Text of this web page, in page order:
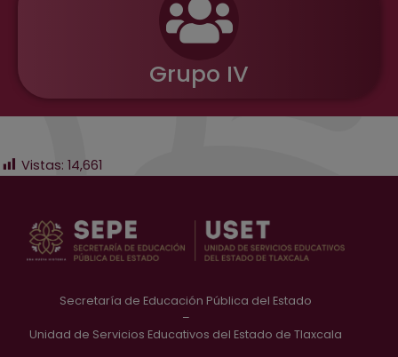
Grupo IV
Vistas: 14,661
Secretaría de Educación Pública del Estado
–
Unidad de Servicios Educativos del Estado de Tlaxcala